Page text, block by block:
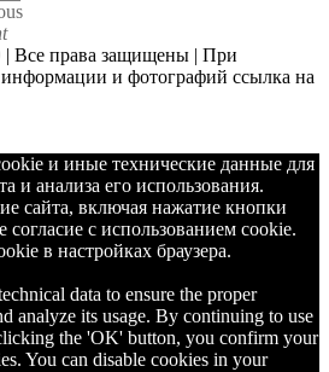
права защищены | При
и фотографий ссылка на
и иные технические данные для
и анализа его использования.
сайта, включая нажатие кнопки
с использованием cookie.
в настройках браузера.
data to ensure the proper
analyze its usage. By continuing to use
the 'OK' button, you confirm your
You can disable cookies in your